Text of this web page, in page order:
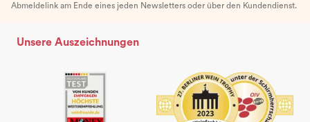
Abmeldelink am Ende eines jeden Newsletters oder über den Kundendienst.
Unsere Auszeichnungen